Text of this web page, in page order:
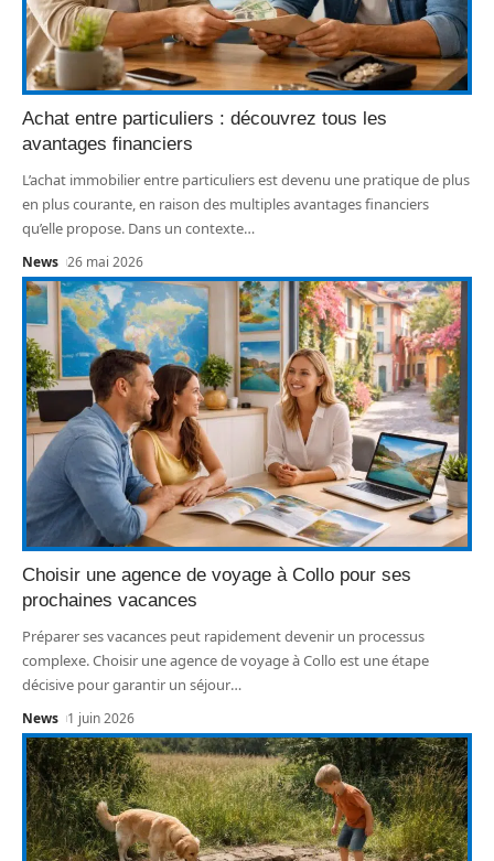
Achat entre particuliers : découvrez tous les
avantages financiers
L’achat immobilier entre particuliers est devenu une pratique de plus
en plus courante, en raison des multiples avantages financiers
qu’elle propose. Dans un contexte…
News 26 mai 2026
Choisir une agence de voyage à Collo pour ses
prochaines vacances
Préparer ses vacances peut rapidement devenir un processus
complexe. Choisir une agence de voyage à Collo est une étape
décisive pour garantir un séjour…
News 1 juin 2026